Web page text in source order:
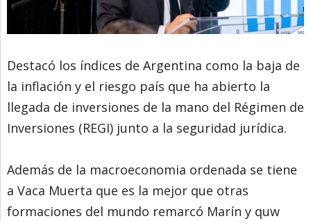
Destacó los índices de Argentina como la baja de
la inflación y el riesgo país que ha abierto la
llegada de inversiones de la mano del Régimen de
Inversiones (REGI) junto a la seguridad jurídica.
Además de la macroeconomia ordenada se tiene
a Vaca Muerta que es la mejor que otras
formaciones del mundo remarcó Marín y quw